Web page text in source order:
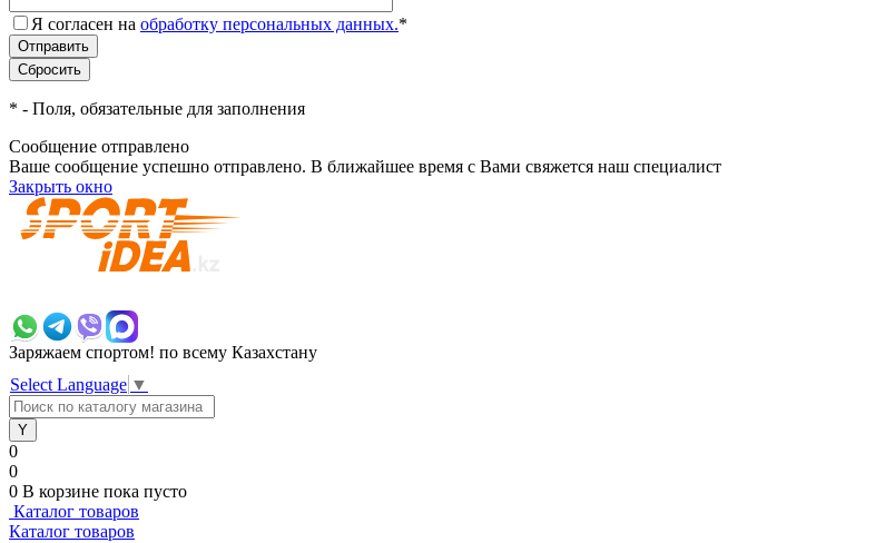
Я согласен на обработку персональных данных.*
* - Поля, обязательные для заполнения
Сообщение отправлено
Ваше сообщение успешно отправлено. В ближайшее время с Вами свяжется наш специалист
Закрыть окно
Заряжаем спортом! по всему Казахстану
Select Language ▼
0
0
0 В корзине пока пусто
Каталог товаров
Каталог товаров